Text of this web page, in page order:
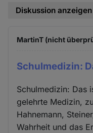
Diskussion anzeigen
MartinT (nicht
Schulmedizin:
Schulmedizin: Das
gelehrte Medizin,
Hahnemann,
Wahrheit und das